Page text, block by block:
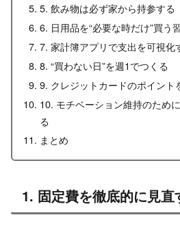
5. 飲み物は必ず家から持参する
6. 日用品を“必要な時だけ”買う
7. 家計簿アプリで支出を可視化
8. “買わない日”を週1でつくる
9. クレジットカードのポイント
10. モチベーション維持のため
る
まとめ
1. 固定費を徹底的に見直